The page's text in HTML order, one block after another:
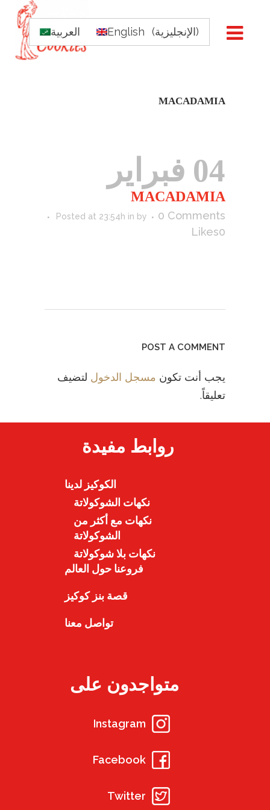
العربية English (الإنجليزية)
MACADAMIA
04 فبراير
MACADAMIA
Posted at 23:54h in by
0 Comments
0
Likes
POST A COMMENT
يجب أنت تكون مسجل الدخول لتضيف
تعليقاً.
روابط مفيدة
الكوكيز لدينا
نكهات الشوكولاتة
نكهات مع أكثر من
الشوكولاتة
نكهات بلا شوكولاتة
فروعنا حول العالم
قصة بنز كوكيز
تواصل معنا
متواجدون على
Instagram
Facebook
Twitter